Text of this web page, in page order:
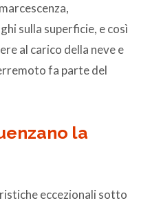
sulla superficie, e così
al carico della neve e
fa parte del
la
eccezionali sotto